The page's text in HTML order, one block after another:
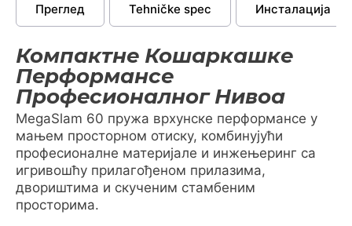
Преглед Tehničke spec Инсталација
Компактне Кошаркашке
Перформансе
Професионалног Нивоа
MegaSlam 60 пружа врхунске перформансе у
мањем просторном отиску, комбинујући
професионалне материјале и инжењеринг са
игривошћу прилагођеном прилазима,
двориштима и скученим стамбеним
просторима.